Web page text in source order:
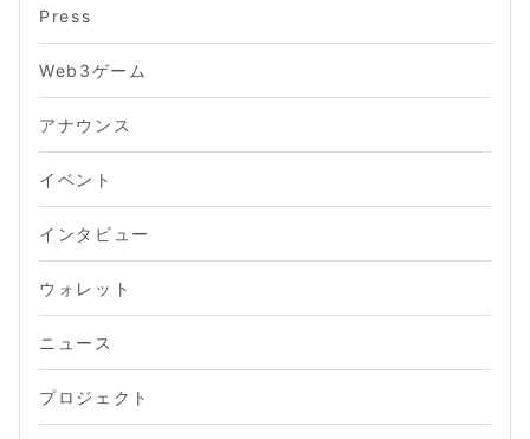
Press
Web3ゲーム
アナウンス
イベント
インタビュー
ウォレット
ニュース
プロジェクト